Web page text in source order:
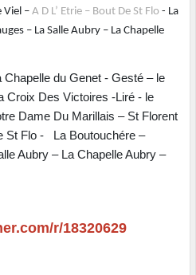
Viel – A D L’ Etrie – Bout De St Flo - La
– La Salle Aubry – La Chapelle
Chapelle du Genet - Gesté – le
Croix Des Victoires -Liré - le
Dame Du Marillais – St Florent
St Flo - La Boutouchére –
Aubry – La Chapelle Aubry –
r/18320629